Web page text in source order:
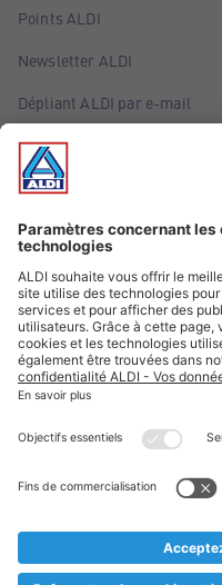
Points ALDI
Newsletter ALDI
Dépliant ALDI par e-mail
Offres
Infos essentielles
Suivez ALDI
Textes marqués d'un
* Nous vendons ces articles
au cas où, malgré le
prématurément en rupture
** Sur ce site, l’utilisation